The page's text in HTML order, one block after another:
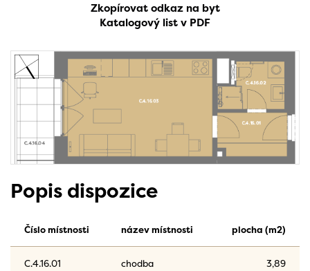
Zkopírovat odkaz na byt
Katalogový list v PDF
Popis dispozice
Číslo místnosti název místnosti plocha (m2)
C.4.16.01 chodba 3,89